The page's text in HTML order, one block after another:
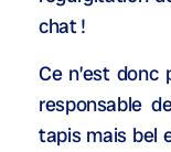
chat !
Ce n’est donc
responsable
tapis mais bel